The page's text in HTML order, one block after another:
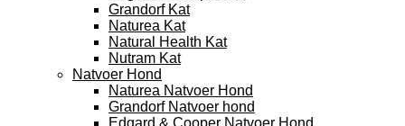
Grandorf Kat
Naturea Kat
Natural Health Kat
Nutram Kat
Natvoer Hond
Naturea Natvoer Hond
Grandorf Natvoer hond
Edgard & Cooper Natvoer Hond